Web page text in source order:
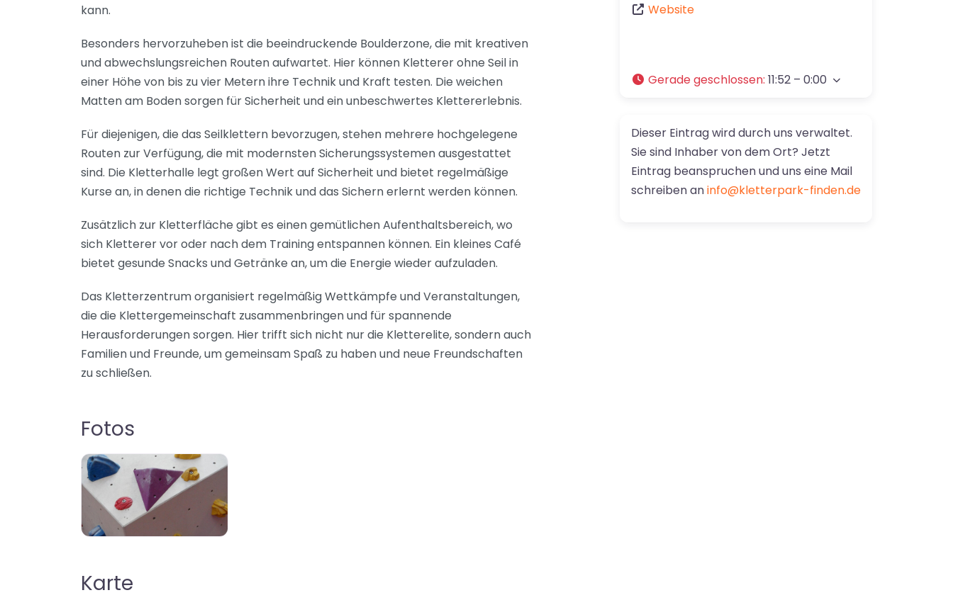
kann.
Besonders hervorzuheben ist die beeindruckende Boulderzone, die mit kreativen
und abwechslungsreichen Routen aufwartet. Hier können Kletterer ohne Seil in
einer Höhe von bis zu vier Metern ihre Technik und Kraft testen. Die weichen
Matten am Boden sorgen für Sicherheit und ein unbeschwertes Klettererlebnis.
Für diejenigen, die das Seilklettern bevorzugen, stehen mehrere hochgelegene
Routen zur Verfügung, die mit modernsten Sicherungssystemen ausgestattet
sind. Die Kletterhalle legt großen Wert auf Sicherheit und bietet regelmäßige
Kurse an, in denen die richtige Technik und das Sichern erlernt werden können.
Zusätzlich zur Kletterfläche gibt es einen gemütlichen Aufenthaltsbereich, wo
sich Kletterer vor oder nach dem Training entspannen können. Ein kleines Café
bietet gesunde Snacks und Getränke an, um die Energie wieder aufzuladen.
Das Kletterzentrum organisiert regelmäßig Wettkämpfe und Veranstaltungen,
die die Klettergemeinschaft zusammenbringen und für spannende
Herausforderungen sorgen. Hier trifft sich nicht nur die Kletterelite, sondern auch
Familien und Freunde, um gemeinsam Spaß zu haben und neue Freundschaften
zu schließen.
Fotos
boulderhallen-finden
Karte
Website
Gerade geschlossen: 11:52 – 0:00
Dieser Eintrag wird durch uns verwaltet.
Sie sind Inhaber von dem Ort? Jetzt
Eintrag beanspruchen und uns eine Mail
schreiben aninfo@kletterpark-finden.de